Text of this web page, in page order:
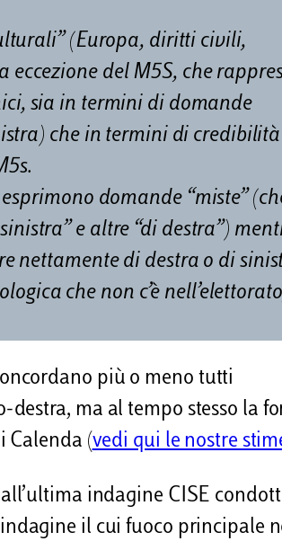
(Europa, diritti civili,
del M5S, che
sia in termini di domande
che in termini di credibilità
domande “miste”
e altre “di destra”)
nettamente di destra o di
che non c’è
più o meno tutti
ma al tempo stesso la
Calenda (vedi qui le nostre
indagine CISE
il cui fuoco principale